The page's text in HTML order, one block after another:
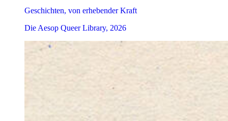
Geschichten, von erhebender Kraft
Die Aesop Queer Library, 2026